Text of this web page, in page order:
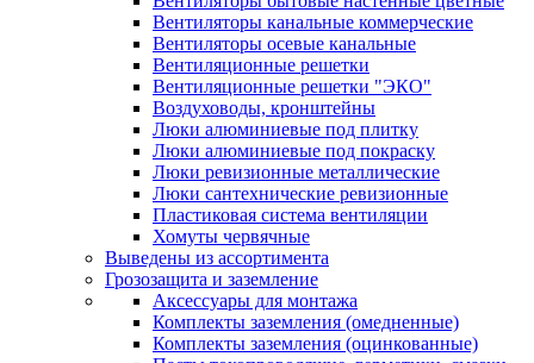
Вентиляторы канальные коммерческие
Вентиляторы осевые канальные
Вентиляционные решетки
Вентиляционные решетки "ЭКО"
Воздуховоды, кронштейны
Люки алюминиевые под плитку
Люки алюминиевые под покраску
Люки ревизионные металлические
Люки сантехнические ревизионные
Пластиковая система вентиляции
Хомуты червячные
Выведены из ассортимента
Грозозащита и заземление
Аксессуары для монтажа
Комплекты заземления (омедненные)
Комплекты заземления (оцинкованные)